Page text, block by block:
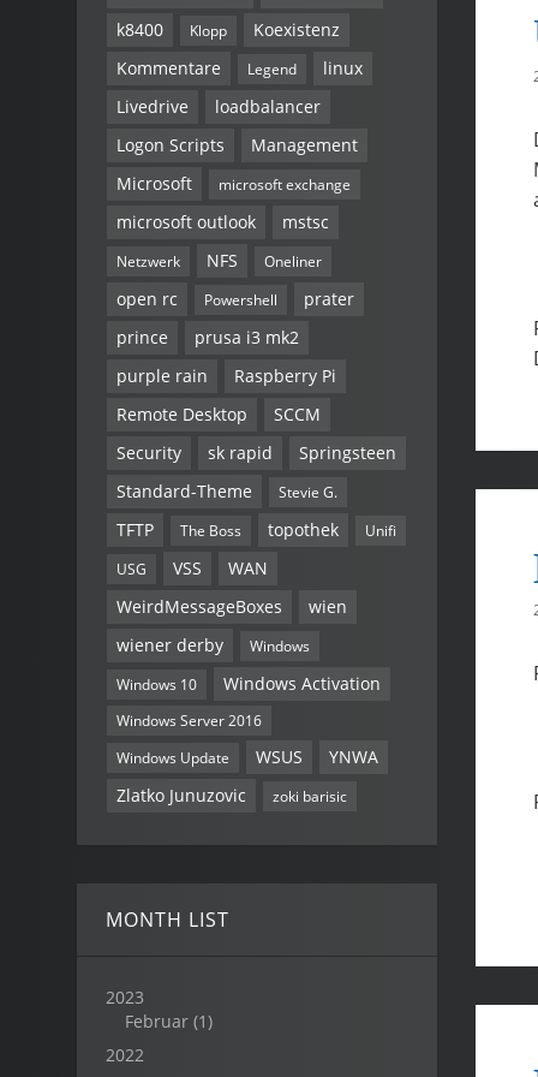
k8400
Klopp
Koexistenz
Kommentare
Legend
linux
Livedrive
loadbalancer
Logon Scripts
Management
Microsoft
microsoft exchange
microsoft outlook mstsc
Netzwerk NFS Oneliner
open rc Powershell
prater
prince
prusa i3 mk2
purple rain
Raspberry Pi
Remote Desktop
SCCM
Security
sk rapid
Springsteen
Standard-Theme
Stevie G.
TFTP The Boss topothek
Unifi
USG
VSS
WAN
WeirdMessageBoxes
wien
wiener derby
Windows
Windows 10
Windows Activation
Windows Server 2016
Windows Update
WSUS
YNWA
Zlatko Junuzovic
zoki barisic
MONTH LIST
2023
Februar (1)
2022